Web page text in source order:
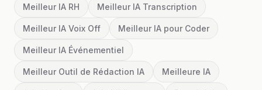
Meilleur IA RH Meilleur IA Transcription
Meilleur IA Voix Off Meilleur IA pour Coder
Meilleur IA Événementiel
Meilleur Outil de Rédaction IA Meilleure IA